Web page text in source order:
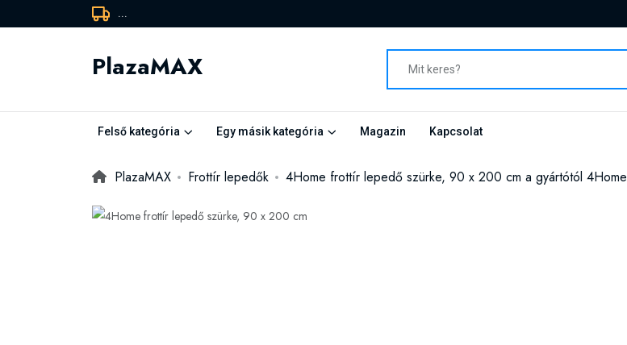
...
PlazaMAX
Felső kategória Egy másik kategória Magazin Kapcsolat
PlazaMAX Frottír lepedők
4Home frottír lepedő szürke, 90 x 200 cm a gyártótól 4Home